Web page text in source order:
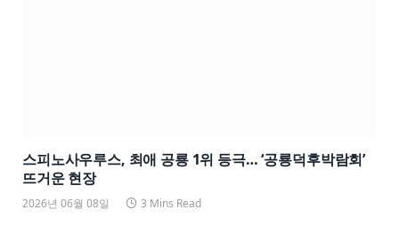
스피노사우루스, 최애 공룡 1위 등극… ‘공룡덕후박람회’
뜨거운 현장
2026년 06월 08일 3 Mins Read